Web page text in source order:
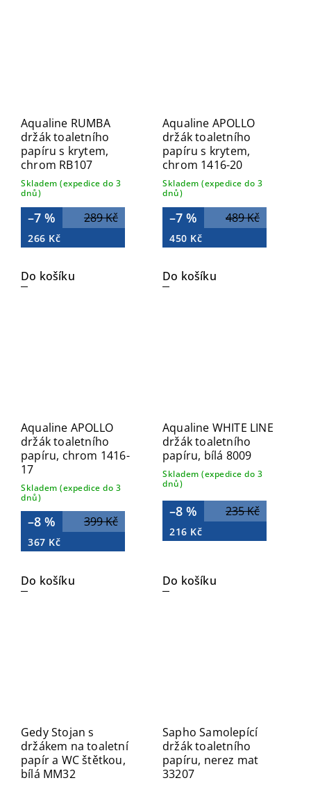
Aqualine RUMBA
držák toaletního
papíru s krytem,
chrom RB107
Skladem (expedice do 3
dnů)
289 Kč
–7 %
266 Kč
Do košíku
Aqualine APOLLO
držák toaletního
papíru s krytem,
chrom 1416-20
Skladem (expedice do 3
dnů)
489 Kč
–7 %
450 Kč
Do košíku
Aqualine APOLLO
držák toaletního
papíru, chrom 1416-
17
Skladem (expedice do 3
dnů)
399 Kč
–8 %
367 Kč
Do košíku
Aqualine WHITE LINE
držák toaletního
papíru, bílá 8009
Skladem (expedice do 3
dnů)
235 Kč
–8 %
216 Kč
Do košíku
Gedy Stojan s
držákem na toaletní
papír a WC štětkou,
bílá MM32
Sapho Samolepící
držák toaletního
papíru, nerez mat
33207